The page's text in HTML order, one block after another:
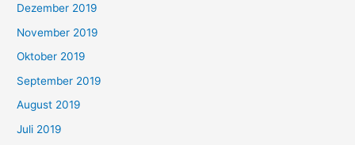
Dezember 2019
November 2019
Oktober 2019
September 2019
August 2019
Juli 2019